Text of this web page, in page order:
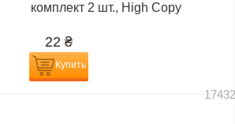
комплект 2 шт., High Copy
22 ₴
Купить